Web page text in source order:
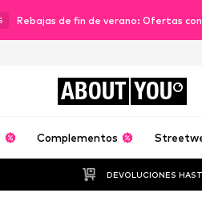
Rebajas de fin de verano: Ofertas
ABOUT YOU
Complementos
DEVOLUCIONES